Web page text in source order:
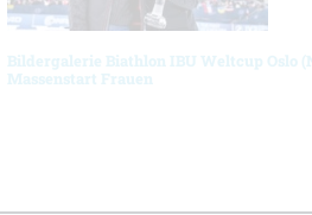
Bildergalerie Biathlon IBU Weltcup Oslo
Massenstart Frauen